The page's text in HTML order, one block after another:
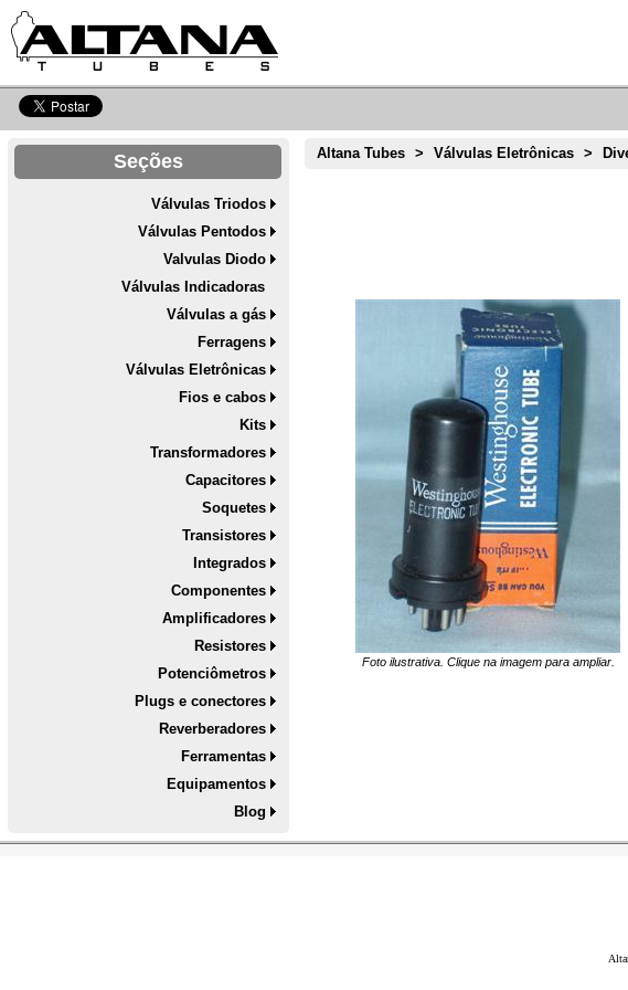
Seções
Válvulas Triodos
Válvulas Pentodos
Valvulas Diodo
Válvulas Indicadoras
Válvulas a gás
Ferragens
Válvulas Eletrônicas
Fios e cabos
Kits
Transformadores
Capacitores
Soquetes
Transistores
Integrados
Componentes
Amplificadores
Resistores
Potenciômetros
Plugs e conectores
Reverberadores
Ferramentas
Equipamentos
Blog
Altana Tubes > Válvulas Eletrônicas >
Foto ilustrativa. Clique na imagem para ampliar.